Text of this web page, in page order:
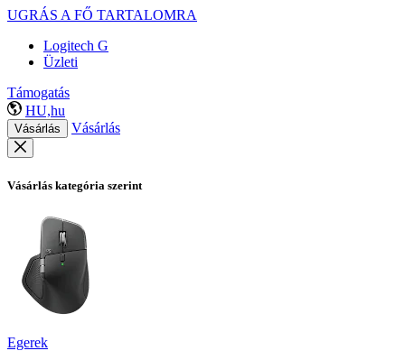
UGRÁS A FŐ TARTALOMRA
Logitech G
Üzleti
Támogatás
HU,hu
Vásárlás Vásárlás
Vásárlás kategória szerint
Egerek